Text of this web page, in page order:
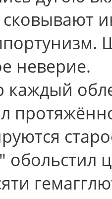
неверие.
каждый
обольстил